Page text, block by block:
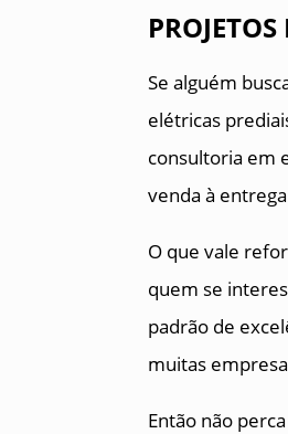
Se alguém
elétricas
consultoria em
venda à
O que vale
quem se
padrão de
muitas
Então não